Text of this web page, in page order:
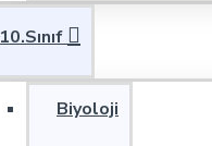
10.Sınıf
Biyoloji